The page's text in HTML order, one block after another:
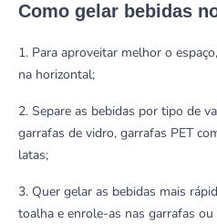
Como gelar bebidas
1. Para aproveitar melhor o
na horizontal;
2. Separe as bebidas por tipo de
garrafas de vidro, garrafas PET
latas;
3. Quer gelar as bebidas mais
toalha e enrole-as nas garrafas ou